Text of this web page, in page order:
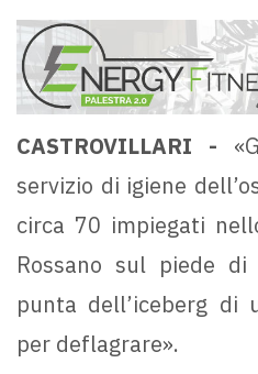
CASTROVILLARI -
servizio di igiene
circa 70 impiegati
Rossano sul piede
punta dell’iceberg di
per deflagrare».